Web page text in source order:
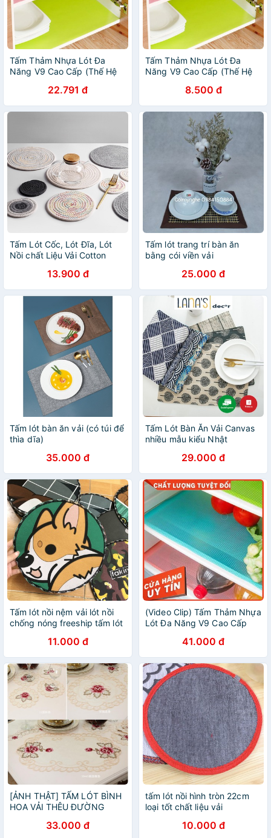
Tấm Thảm Nhựa Lót Đa
Năng V9 Cao Cấp (Thế Hệ
Tủ Bếp, Dễ Vệ Sinh, Chống
Nước
22.791 đ
Tấm Thảm Nhựa Lót Đa
Năng V9 Cao Cấp (Thế Hệ
Tủ Bếp, Dễ Vệ Sinh, Chống
Nước
8.500 đ
Tấm Lót Cốc, Lót Đĩa, Lót
Nồi chất Liệu Vải Cotton
Trí Bàn Ăn Vải Bện Dễ
Thương LC11
13.900 đ
Tấm lót trang trí bàn ăn
bằng cói viền vải
25.000 đ
Tấm lót bàn ăn vải (có túi để
thìa dĩa)
35.000 đ
Tấm Lót Bàn Ăn Vải Canvas
nhiều mẫu kiểu Nhật
29.000 đ
Tấm lót nồi nệm vải lót nồi
chống nóng freeship tấm lót
chất liệu vải nỉ cao cấp dày
dặn
11.000 đ
(Video Clip) Tấm Thảm Nhựa
Lót Đa Năng V9 Cao Cấp
Ngăn Bàn, Tủ Bếp, Dễ Vệ
Sinh, Chống Nước
41.000 đ
[ẢNH THẬT] TẤM LÓT BÌNH
HOA VẢI THÊU ĐƯỜNG
33.000 đ
tấm lót nồi hình tròn 22cm
loại tốt chất liệu vải
10.000 đ